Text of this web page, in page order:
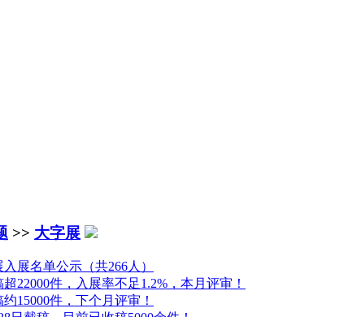
>> 大字展
展名单公示（共266人）
22000件，入展率不足1.2%，本月评审！
15000件，下个月评审！